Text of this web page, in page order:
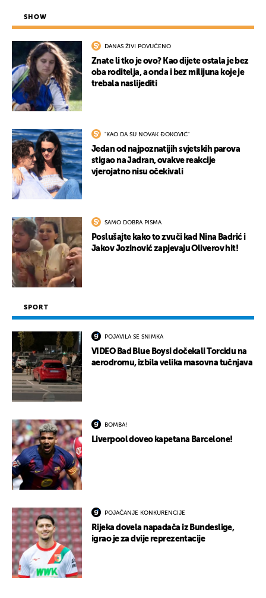
SHOW
DANAS ŽIVI POVUČENO
Znate li tko je ovo? Kao dijete ostala je bez
oba roditelja, a onda i bez milijuna koje je
trebala naslijediti
"KAO DA SU NOVAK ĐOKOVIĆ"
Jedan od najpoznatijih svjetskih parova
stigao na Jadran, ovakve reakcije
vjerojatno nisu očekivali
SAMO DOBRA PISMA
Poslušajte kako to zvuči kad Nina Badrić i
Jakov Jozinović zapjevaju Oliverov hit!
SPORT
POJAVILA SE SNIMKA
VIDEO Bad Blue Boysi dočekali Torcidu na
aerodromu, izbila velika masovna tučnjava
BOMBA!
Liverpool doveo kapetana Barcelone!
POJAČANJE KONKURENCIJE
Rijeka dovela napadača iz Bundeslige,
igrao je za dvije reprezentacije